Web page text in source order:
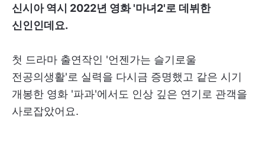
신시아 역시 2022년 영화 '마녀2'로 데뷔한
신인인데요.
첫 드라마 출연작인 '언젠가는 슬기로울
전공의생활'로 실력을 다시금 증명했고 같은 시기
개봉한 영화 '파과'에서도 인상 깊은 연기로 관객을
사로잡았어요.